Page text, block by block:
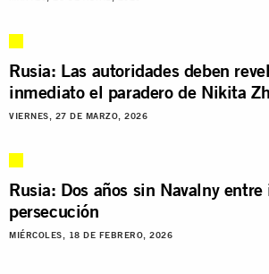
Rusia: Las autoridades deben
inmediato el paradero de Nikita
VIERNES, 27 DE MARZO, 2026
Rusia: Dos años sin Navalny
persecución
MIÉRCOLES, 18 DE FEBRERO, 2026